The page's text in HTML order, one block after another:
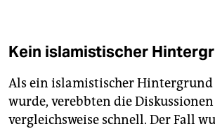
Kein islamistischer
Als ein islamistischer Hintergrund
wurde, verebbten die
vergleichsweise schnell. Der Fall